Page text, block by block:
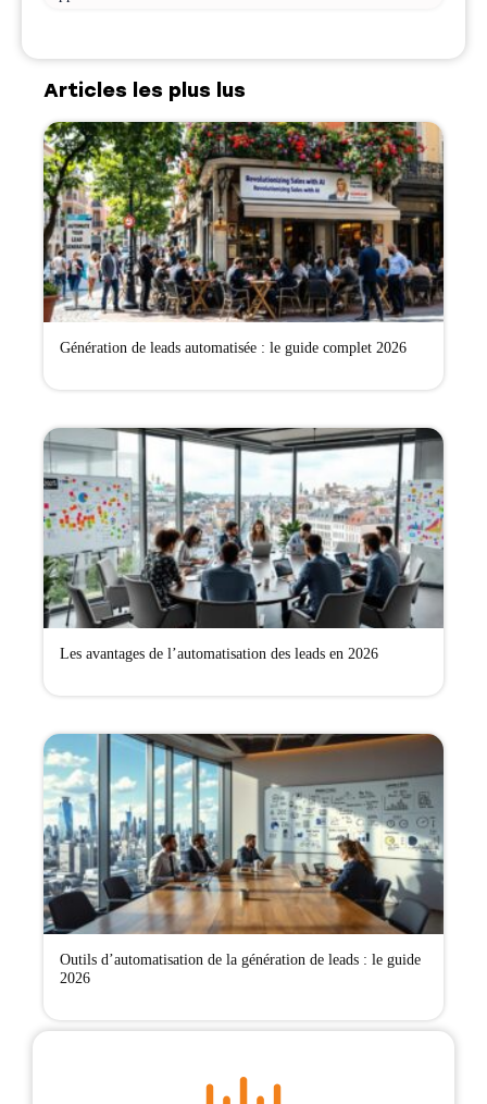
Articles les plus lus
Génération de leads automatisée : le guide complet 2026
Les avantages de l’automatisation des leads en 2026
Outils d’automatisation de la génération de leads : le guide
2026